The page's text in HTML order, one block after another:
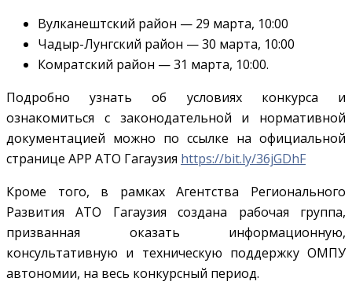
Вулканештский район — 29 марта, 10:00
Чадыр-Лунгский район — 30 марта, 10:00
Комратский район — 31 марта, 10:00.
Подробно узнать об условиях конкурса и
ознакомиться с законодательной и нормативной
документацией можно по ссылке на официальной
странице АРР АТО Гагаузия https://bit.ly/36jGDhF
Кроме того, в рамках Агентства Регионального
Развития АТО Гагаузия создана рабочая группа,
призванная оказать информационную,
консультативную и техническую поддержку ОМПУ
автономии, на весь конкурсный период.